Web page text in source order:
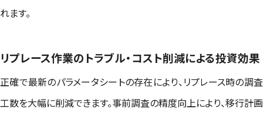
れます。
リプレース作業のトラブル・コスト削減による投資効果
正確で最新のパラメータシートの存在により、リプレース時の調査
工数を大幅に削減できます。事前調査の精度向上により、移行計画